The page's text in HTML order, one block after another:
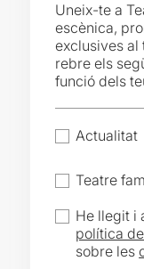
Uneix-te a
escènica,
exclusives al
rebre els
funció dels
Actualitat
Teatre
He llegit i
política
sobre les